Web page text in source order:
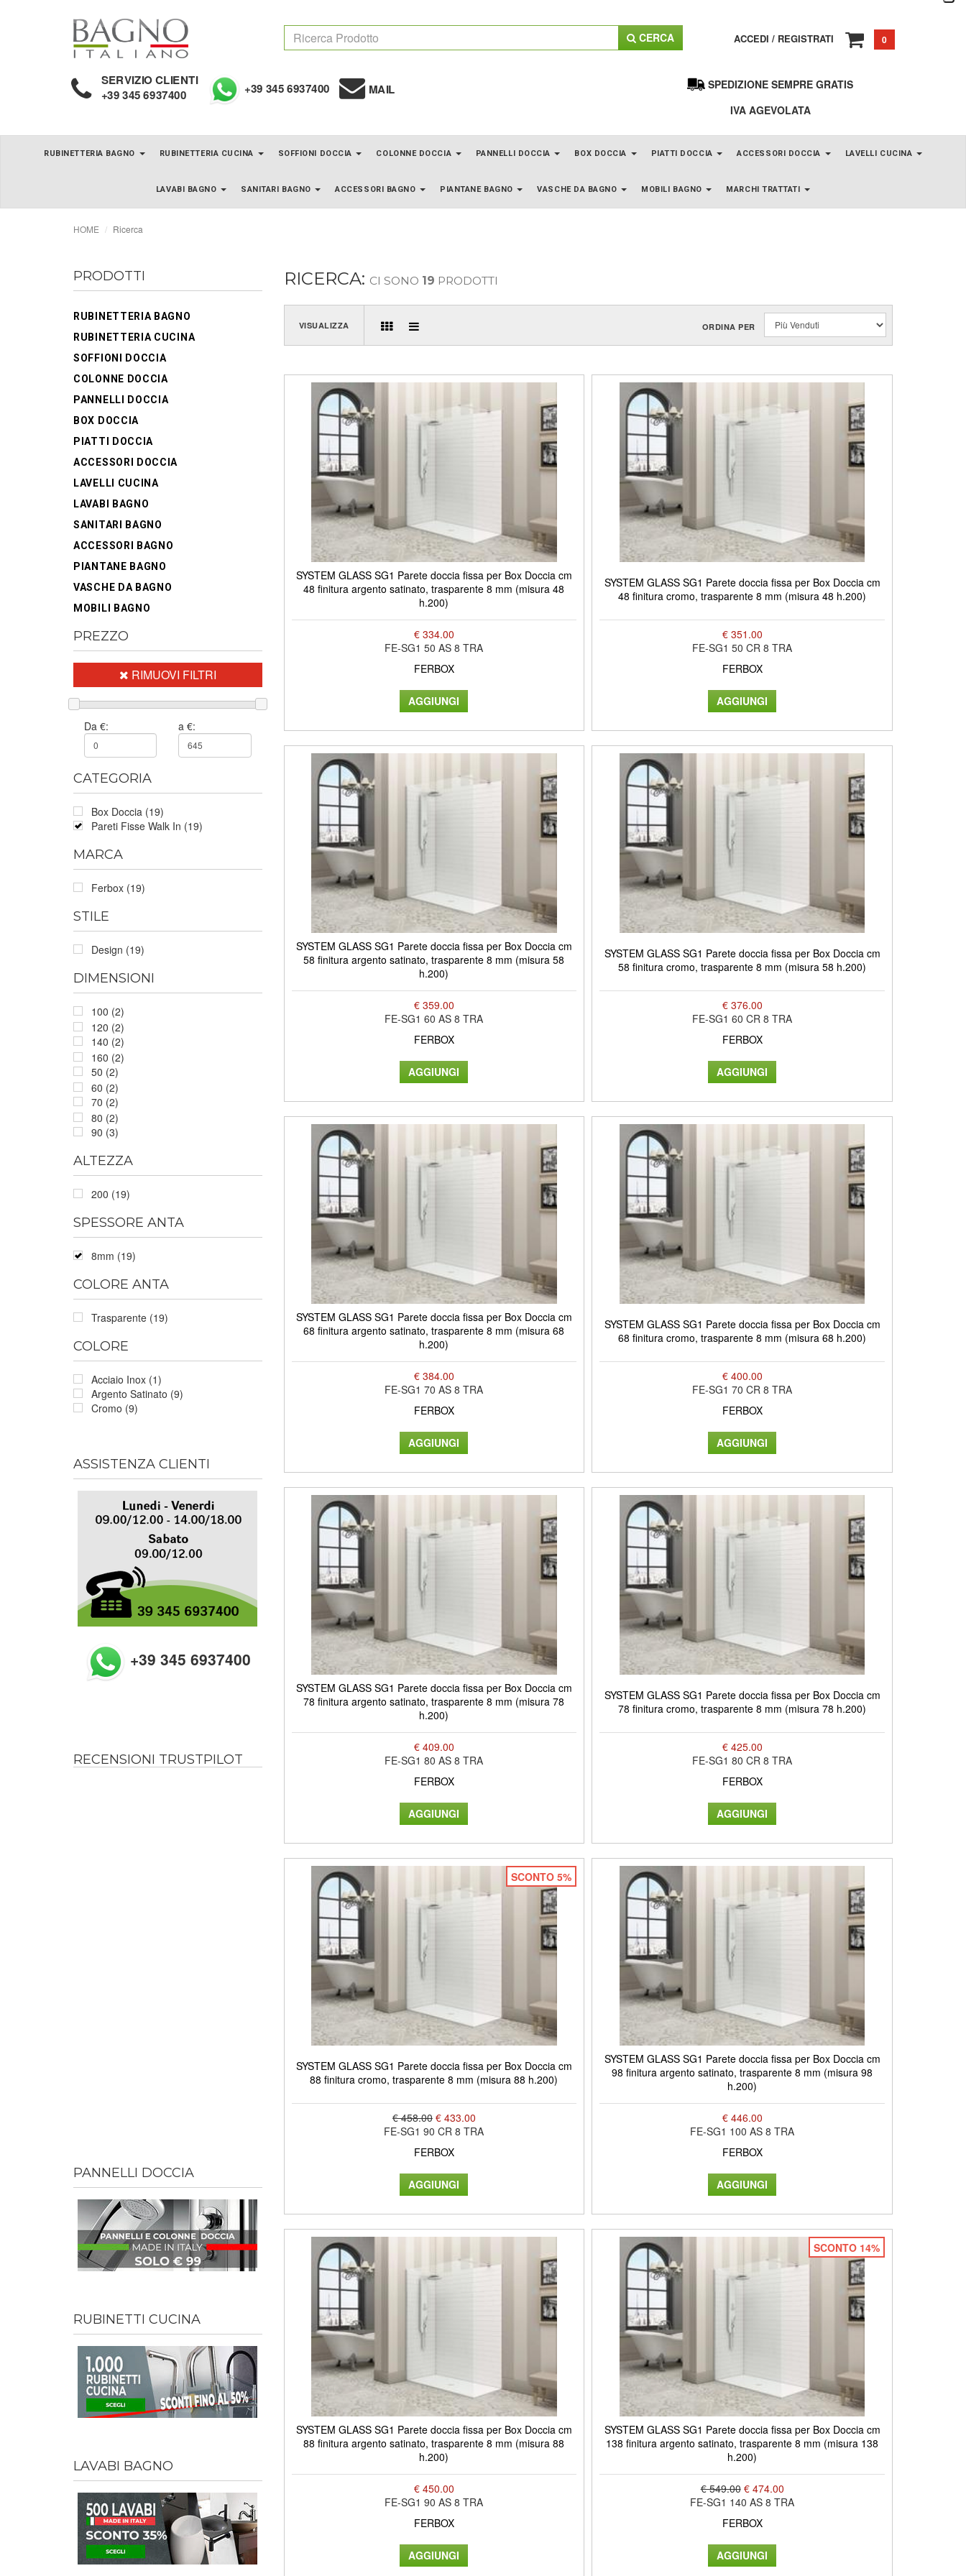
CERCA ACCEDI / REGISTRATI 0
SERVIZIO CLIENTI
+39 345 6937400 +39 345 6937400 MAIL
SPEDIZIONE SEMPRE GRATIS
IVA AGEVOLATA
RUBINETTERIA BAGNO RUBINETTERIA CUCINA SOFFIONI DOCCIA COLONNE DOCCIA PANNELLI DOCCIA BOX DOCCIA PIATTI DOCCIA ACCESSORI DOCCIA LAVELLI CUCINA
LAVABI BAGNO SANITARI BAGNO ACCESSORI BAGNO PIANTANE BAGNO VASCHE DA BAGNO MOBILI BAGNO MARCHI TRATTATI
HOME Ricerca
PRODOTTI
RUBINETTERIA BAGNO
RUBINETTERIA CUCINA
SOFFIONI DOCCIA
COLONNE DOCCIA
PANNELLI DOCCIA
BOX DOCCIA
PIATTI DOCCIA
ACCESSORI DOCCIA
LAVELLI CUCINA
LAVABI BAGNO
SANITARI BAGNO
ACCESSORI BAGNO
PIANTANE BAGNO
VASCHE DA BAGNO
MOBILI BAGNO
PREZZO
RIMUOVI FILTRI
Da €: a €:
CATEGORIA
Box Doccia (19)
Pareti Fisse Walk In (19)
MARCA
Ferbox (19)
STILE
Design (19)
DIMENSIONI
100 (2)
120 (2)
140 (2)
160 (2)
50 (2)
60 (2)
70 (2)
80 (2)
90 (3)
ALTEZZA
200 (19)
SPESSORE ANTA
8mm (19)
COLORE ANTA
Trasparente (19)
COLORE
Acciaio Inox (1)
Argento Satinato (9)
Cromo (9)
ASSISTENZA CLIENTI
+39 345 6937400
RECENSIONI TRUSTPILOT
PANNELLI DOCCIA
RUBINETTI CUCINA
LAVABI BAGNO
RICERCA: CI SONO 19 PRODOTTI
VISUALIZZA ORDINA PER
SYSTEM GLASS SG1 Parete doccia fissa per Box Doccia cm
48 finitura argento satinato, trasparente 8 mm (misura 48
h.200)
€ 334.00
FE-SG1 50 AS 8 TRA
FERBOX
SYSTEM GLASS SG1 Parete doccia fissa per Box Doccia cm
48 finitura cromo, trasparente 8 mm (misura 48 h.200)
€ 351.00
FE-SG1 50 CR 8 TRA
FERBOX
SYSTEM GLASS SG1 Parete doccia fissa per Box Doccia cm
58 finitura argento satinato, trasparente 8 mm (misura 58
h.200)
€ 359.00
FE-SG1 60 AS 8 TRA
FERBOX
SYSTEM GLASS SG1 Parete doccia fissa per Box Doccia cm
58 finitura cromo, trasparente 8 mm (misura 58 h.200)
€ 376.00
FE-SG1 60 CR 8 TRA
FERBOX
SYSTEM GLASS SG1 Parete doccia fissa per Box Doccia cm
68 finitura argento satinato, trasparente 8 mm (misura 68
h.200)
€ 384.00
FE-SG1 70 AS 8 TRA
FERBOX
SYSTEM GLASS SG1 Parete doccia fissa per Box Doccia cm
68 finitura cromo, trasparente 8 mm (misura 68 h.200)
€ 400.00
FE-SG1 70 CR 8 TRA
FERBOX
SYSTEM GLASS SG1 Parete doccia fissa per Box Doccia cm
78 finitura argento satinato, trasparente 8 mm (misura 78
h.200)
€ 409.00
FE-SG1 80 AS 8 TRA
FERBOX
SYSTEM GLASS SG1 Parete doccia fissa per Box Doccia cm
78 finitura cromo, trasparente 8 mm (misura 78 h.200)
€ 425.00
FE-SG1 80 CR 8 TRA
FERBOX
SCONTO 5%
SYSTEM GLASS SG1 Parete doccia fissa per Box Doccia cm
88 finitura cromo, trasparente 8 mm (misura 88 h.200)
€ 458.00 € 433.00
FE-SG1 90 CR 8 TRA
FERBOX
SYSTEM GLASS SG1 Parete doccia fissa per Box Doccia cm
98 finitura argento satinato, trasparente 8 mm (misura 98
h.200)
€ 446.00
FE-SG1 100 AS 8 TRA
FERBOX
SYSTEM GLASS SG1 Parete doccia fissa per Box Doccia cm
88 finitura argento satinato, trasparente 8 mm (misura 88
h.200)
€ 450.00
FE-SG1 90 AS 8 TRA
FERBOX
SCONTO 14%
SYSTEM GLASS SG1 Parete doccia fissa per Box Doccia cm
138 finitura argento satinato, trasparente 8 mm (misura 138
h.200)
€ 549.00 € 474.00
FE-SG1 140 AS 8 TRA
FERBOX